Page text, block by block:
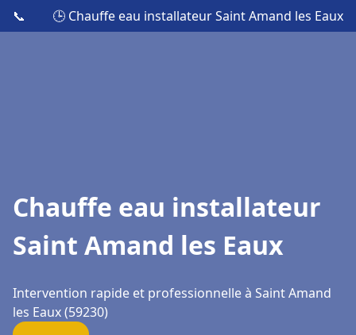
📞 🕒 Chauffe eau installateur Saint Amand les Eaux
Chauffe eau installateur
Saint Amand les Eaux
Intervention rapide et professionnelle à Saint Amand
les Eaux (59230)